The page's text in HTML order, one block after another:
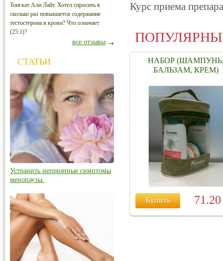
Курс приема
НАБОР
БАЛЬЗАМ, КРЕМ)
Купить
Тонгкат Али Лайт. Хотел спросить в
сколько раз повышается содержание
тестостерона в крови? Что означает
(25:1)?
все отзывы
СТАТЬИ
Устранить неприятные симптомы
менопаузы.